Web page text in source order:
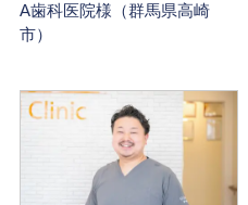
A歯科医院様（群馬県高崎
市）